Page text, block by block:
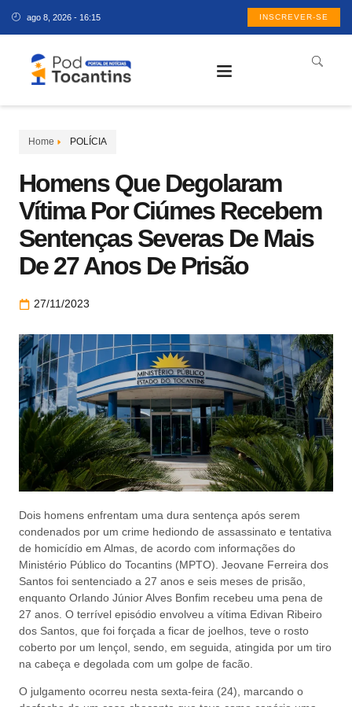
ago 8, 2026 - 16:15 INSCREVER-SE
Home POLÍCIA
Homens Que Degolaram
Vítima Por Ciúmes Recebem
Sentenças Severas De Mais
De 27 Anos De Prisão
27/11/2023
Dois homens enfrentam uma dura sentença após serem
condenados por um crime hediondo de assassinato e tentativa
de homicídio em Almas, de acordo com informações do
Ministério Público do Tocantins (MPTO). Jeovane Ferreira dos
Santos foi sentenciado a 27 anos e seis meses de prisão,
enquanto Orlando Júnior Alves Bonfim recebeu uma pena de
27 anos. O terrível episódio envolveu a vítima Edivan Ribeiro
dos Santos, que foi forçada a ficar de joelhos, teve o rosto
coberto por um lençol, sendo, em seguida, atingida por um tiro
na cabeça e degolada com um golpe de facão.
O julgamento ocorreu nesta sexta-feira (24), marcando o